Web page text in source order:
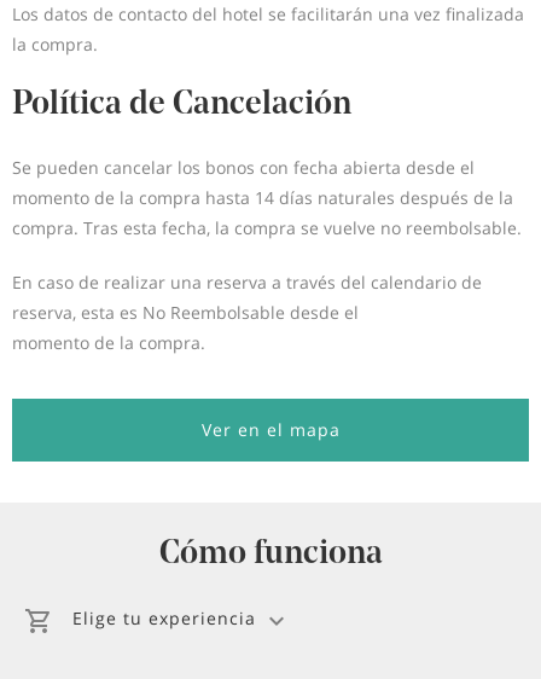
Los datos de contacto del hotel se facilitarán una vez finalizada
la compra.
Política de Cancelación
Se pueden cancelar los bonos con fecha abierta desde el
momento de la compra hasta 14 días naturales después de la
compra. Tras esta fecha, la compra se vuelve no reembolsable.
En caso de realizar una reserva a través del calendario de
reserva, esta es No Reembolsable desde el
momento de la compra.
Ver en el mapa
Cómo funciona
Elige tu experiencia